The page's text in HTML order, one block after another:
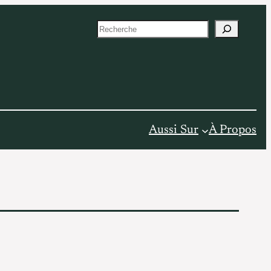
S
c
Aussi Sur À Propos